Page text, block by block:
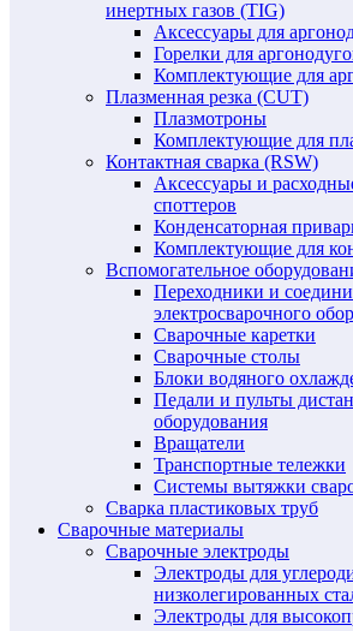
инертных газов (TIG)
Аксессуары для
Горелки для
Комплектующие для
Плазменная резка (CUT)
Плазмотроны
Комплектующие для
Контактная сварка (RSW)
Аксессуары и
споттеров
Конденсаторная
Комплектующие для
Вспомогательное
Переходники и
электросварочного
Сварочные каретки
Сварочные столы
Блоки водяного
Педали и пульты
оборудования
Вращатели
Транспортные тележки
Системы вытяжки
Сварка пластиковых труб
Сварочные материалы
Сварочные электроды
Электроды для
низколегированных
Электроды для